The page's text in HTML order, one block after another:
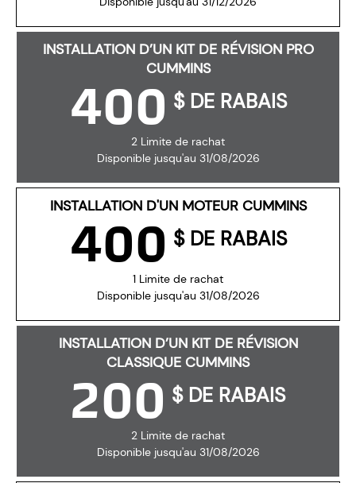
INSTALLATION D’UN KIT DE RÉVISION PRO
CUMMINS
2 Limite de rachat
Disponible jusqu'au 31/08/2026
400 $ DE RABAIS
INSTALLATION D'UN MOTEUR CUMMINS
1 Limite de rachat
Disponible jusqu'au 31/08/2026
400 $ DE RABAIS
INSTALLATION D’UN KIT DE RÉVISION
CLASSIQUE CUMMINS
2 Limite de rachat
Disponible jusqu'au 31/08/2026
200 $ DE RABAIS